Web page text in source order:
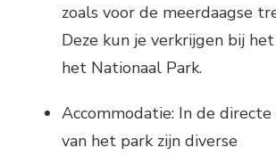
zoals voor de meerdaagse
Deze kun je verkrijgen bij
het Nationaal Park.
Accommodatie: In de
van het park zijn diverse